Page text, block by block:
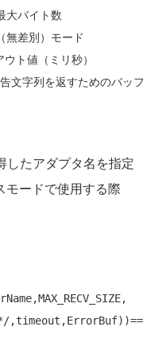
大バイト数
差別）モード
ト値（ミリ秒）
文字列を返すためのバッフ
したアダプタ名を指定
モードで使用する際